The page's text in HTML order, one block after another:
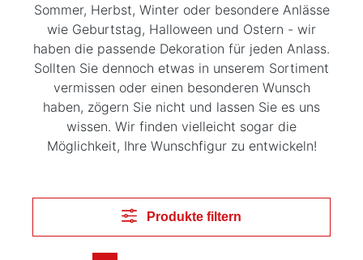
Sommer, Herbst, Winter oder besondere Anlässe
wie Geburtstag, Halloween und Ostern - wir
haben die passende Dekoration für jeden Anlass.
Sollten Sie dennoch etwas in unserem Sortiment
vermissen oder einen besonderen Wunsch
haben, zögern Sie nicht und lassen Sie es uns
wissen. Wir finden vielleicht sogar die
Möglichkeit, Ihre Wunschfigur zu entwickeln!
Produkte filtern